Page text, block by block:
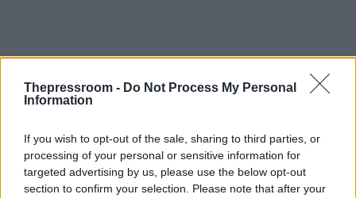
Thepressroom - Do Not Process My Personal
Information
If you wish to opt-out of the sale, sharing to third parties, or
processing of your personal or sensitive information for
targeted advertising by us, please use the below opt-out
section to confirm your selection. Please note that after your